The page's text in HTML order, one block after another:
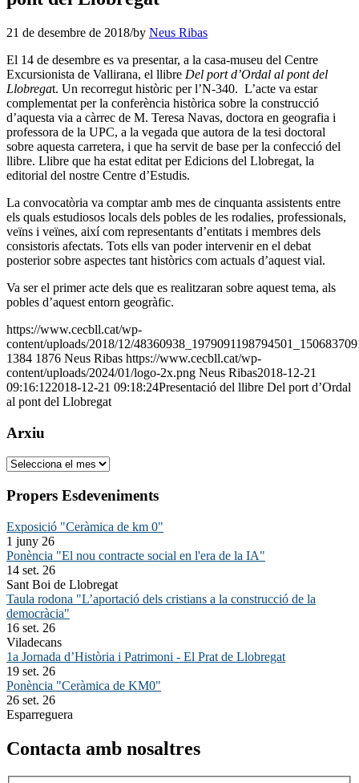
21 de desembre de 2018/by Neus Ribas
El 14 de desembre es va presentar, a la casa-museu del Centre
Excursionista de Vallirana, el llibre Del port d’Ordal al pont del
Llobregat. Un recorregut històric per l’N-340. L’acte va estar
complementat per la conferència històrica sobre la construcció
d’aquesta via a càrrec de M. Teresa Navas, doctora en geografia i
professora de la UPC, a la vegada que autora de la tesi doctoral
sobre aquesta carretera, i que ha servit de base per la confecció del
llibre. Llibre que ha estat editat per Edicions del Llobregat, la
editorial del nostre Centre d’Estudis.
La convocatòria va comptar amb mes de cinquanta assistents entre
els quals estudiosos locals dels pobles de les rodalies, professionals,
veïns i veïnes, així com representants d’entitats i membres dels
consistoris afectats. Tots ells van poder intervenir en el debat
posterior sobre aspectes tant històrics com actuals d’aquest vial.
Va ser el primer acte dels que es realitzaran sobre aquest tema, als
pobles d’aquest entorn geogràfic.
https://www.cecbll.cat/wp-
content/uploads/2018/12/
1384 1876 Neus Ribas https://www.cecbll.cat/wp-
content/uploads/2024/01/logo-2x.png Neus Ribas2018-12-21
09:16:122018-12-21 09:18:24Presentació del llibre Del port d’Ordal
al pont del Llobregat
Arxiu
Arxiu
Propers Esdeveniments
Exposició "Ceràmica de km 0"
1 juny 26
Ponència "El nou contracte social en l'era de la IA"
14 set. 26
Sant Boi de Llobregat
Taula rodona "L’aportació dels cristians a la construcció de la
democràcia"
16 set. 26
Viladecans
1a Jornada d’Història i Patrimoni - El Prat de Llobregat
19 set. 26
Ponència "Ceràmica de KM0"
26 set. 26
Esparreguera
Contacta amb nosaltres